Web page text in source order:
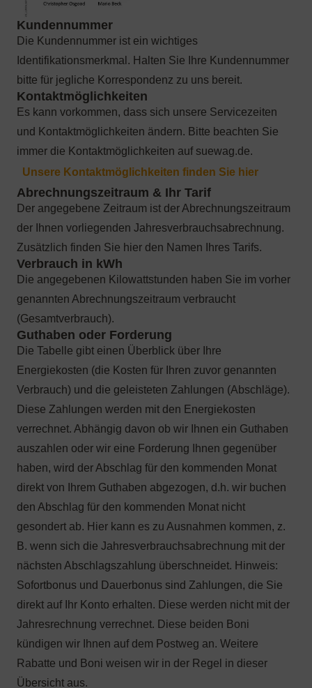
Die Kundennummer ist ein wichtiges
Identifikationsmerkmal. Halten Sie Ihre Kundennummer
bitte für jegliche Korrespondenz zu uns bereit.
Es kann vorkommen, dass sich unsere Servicezeiten
und Kontaktmöglichkeiten ändern. Bitte beachten Sie
immer die Kontaktmöglichkeiten auf suewag.de.
Der angegebene Zeitraum ist der Abrechnungszeitraum
der Ihnen vorliegenden Jahresverbrauchsabrechnung.
Zusätzlich finden Sie hier den Namen Ihres Tarifs.
Die angegebenen Kilowattstunden haben Sie im vorher
genannten Abrechnungszeitraum verbraucht
(Gesamtverbrauch).
Die Tabelle gibt einen Überblick über Ihre
Energiekosten (die Kosten für Ihren zuvor genannten
Verbrauch) und die geleisteten Zahlungen (Abschläge).
Diese Zahlungen werden mit den Energiekosten
verrechnet. Abhängig davon ob wir Ihnen ein Guthaben
auszahlen oder wir eine Forderung Ihnen gegenüber
haben, wird der Abschlag für den kommenden Monat
direkt von Ihrem Guthaben abgezogen, d.h. wir buchen
den Abschlag für den kommenden Monat nicht
gesondert ab. Hier kann es zu Ausnahmen kommen, z.
B. wenn sich die Jahresverbrauchsabrechnung mit der
nächsten Abschlagszahlung überschneidet. Hinweis:
Sofortbonus und Dauerbonus sind Zahlungen, die Sie
direkt auf Ihr Konto erhalten. Diese werden nicht mit der
Jahresrechnung verrechnet. Diese beiden Boni
kündigen wir Ihnen auf dem Postweg an. Weitere
Rabatte und Boni weisen wir in der Regel in dieser
Übersicht aus.